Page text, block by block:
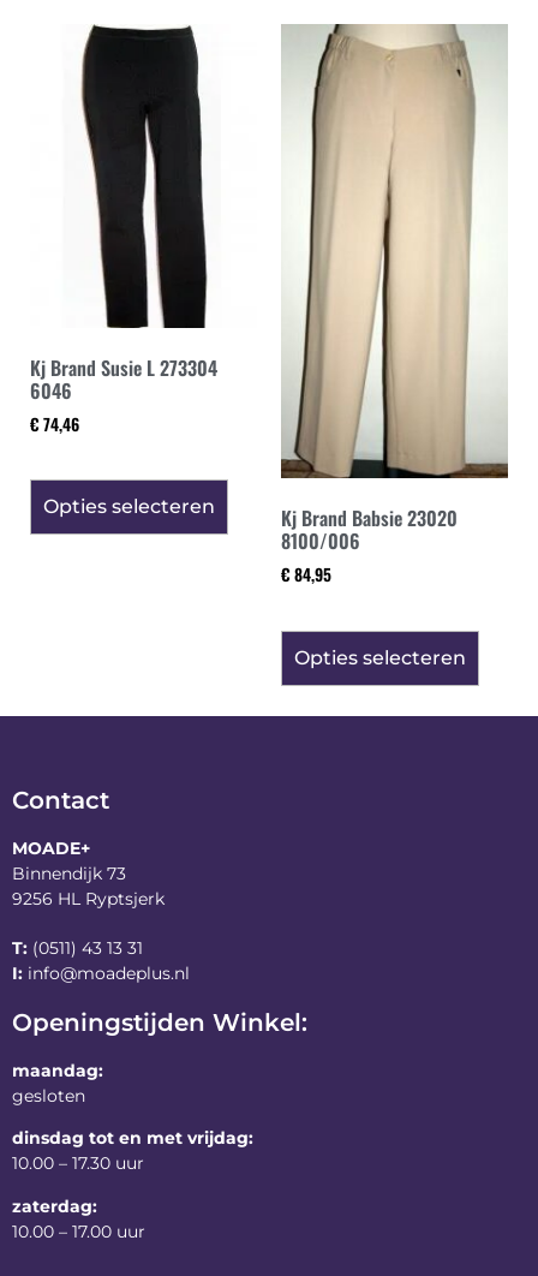
Kj Brand Susie L 273304
6046
€ 74,46
Opties selecteren Kj Brand Babsie 23020
8100/006
€ 84,95
Opties selecteren
Contact
MOADE+
Binnendijk 73
9256 HL Ryptsjerk
T: (0511) 43 13 31
I: info@moadeplus.nl
Openingstijden Winkel:
maandag:
gesloten
dinsdag tot en met vrijdag:
10.00 – 17.30 uur
zaterdag:
10.00 – 17.00 uur